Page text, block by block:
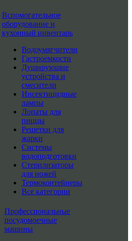
Вспомогательное
оборудование и
кухонный инвентарь
Водоумягчители
Гастроемкости
Душирующие
устройства и
смесители
Инсектицидные
лампы
Лопаты для
пиццы
Решетки для
жарки
Системы
водоподготовки
Стерилизаторы
для ножей
Термоконтейнеры
Все категории
Профессиональные
посудомоечные
машины